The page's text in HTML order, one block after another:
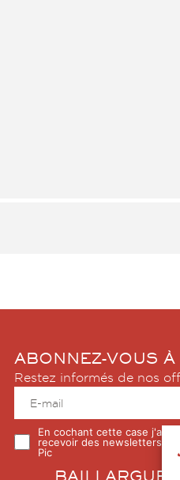
ABONNEZ-VOUS
Restez informés de nos
En cochant cette case
recevoir des newsletters du
Pic
BAILLARGUES